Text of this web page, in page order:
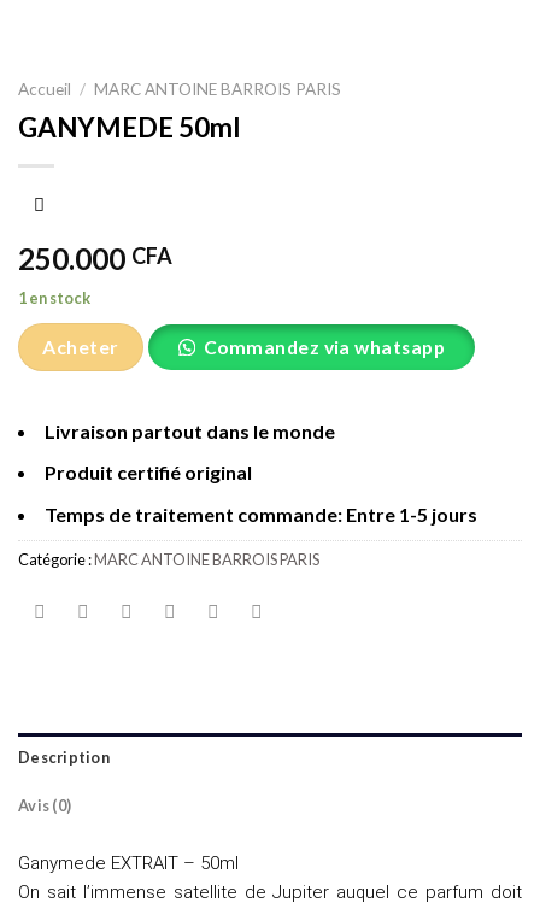
Accueil / MARC ANTOINE BARROIS PARIS
GANYMEDE 50ml
250.000 CFA
1 en stock
Acheter Commandez via whatsapp
Livraison partout dans le monde
Produit certifié original
Temps de traitement commande: Entre 1-5 jours
Catégorie :MARC ANTOINE BARROIS PARIS
Description
Avis (0)
Ganymede EXTRAIT – 50ml
On sait l’immense satellite de Jupiter auquel ce parfum doit